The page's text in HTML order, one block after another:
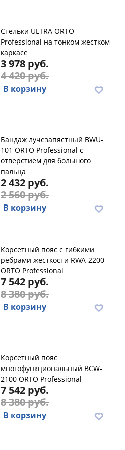
Стельки ULTRA ORTO
Professional на тонком жестком
каркасе
3 978 руб.
4 420 руб.
В корзину
Бандаж лучезапястный BWU-
101 ORTO Professional с
отверстием для большого
пальца
2 432 руб.
2 560 руб.
В корзину
Корсетный пояс с гибкими
ребрами жесткости RWA-2200
ORTO Professional
7 542 руб.
8 380 руб.
В корзину
Корсетный пояс
многофункциональный BCW-
2100 ORTO Professional
7 542 руб.
8 380 руб.
В корзину